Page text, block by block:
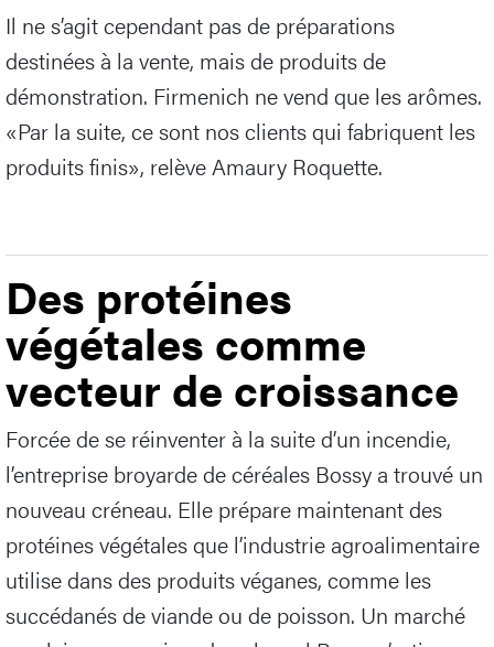
Il ne s’agit cependant pas de préparations
destinées à la vente, mais de produits de
démonstration. Firmenich ne vend que les arômes.
«Par la suite, ce sont nos clients qui fabriquent les
produits finis», relève Amaury Roquette.
Des protéines
végétales comme
vecteur de croissance
Forcée de se réinventer à la suite d’un incendie,
l’entreprise broyarde de céréales Bossy a trouvé un
nouveau créneau. Elle prépare maintenant des
protéines végétales que l’industrie agroalimentaire
utilise dans des produits véganes, comme les
succédanés de viande ou de poisson. Un marché